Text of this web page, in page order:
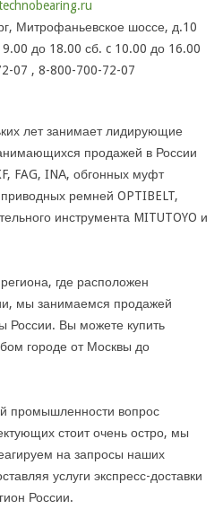
Митрофаньевское шоссе, д.10
9.00 до 18.00 сб. c 10.00 до 16.00
07 , 8-800-700-72-07
лет занимает лидирующие
продажей в России
FAG, INА, обгонных муфт
ремней OPTIBELT,
инструмента MITUTOYO и
где расположен
мы занимаемся продажей
России. Вы можете купить
городе от Москвы до
промышленности вопрос
стоит очень остро, мы
на запросы наших
услуги экспресс-доставки
России.